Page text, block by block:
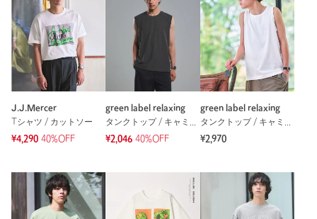
173cm
普段の着用サイズ：
2人が参考になったと回答
参考になった
もっと見る
J.J.Mercer
Tシャツ / カットソー
¥4,290 40%OFF
green label relaxing
タンクトップ / キャミソール
¥2,046 40%OFF
green label relaxing
タンクトップ / キャミソール
¥2,970